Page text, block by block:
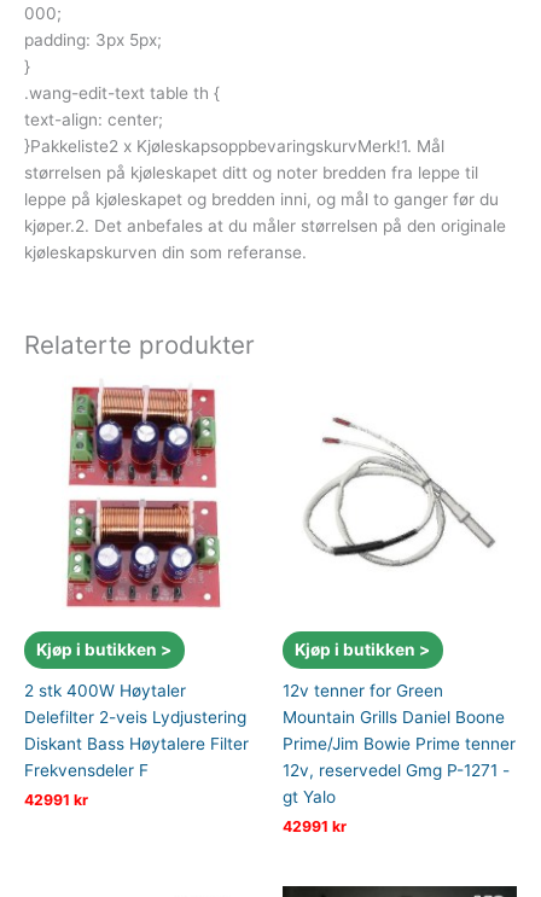
000;
padding: 3px 5px;
}
.wang-edit-text table th {
text-align: center;
}Pakkeliste2 x KjøleskapsoppbevaringskurvMerk!1. Mål
størrelsen på kjøleskapet ditt og noter bredden fra leppe til
leppe på kjøleskapet og bredden inni, og mål to ganger før du
kjøper.2. Det anbefales at du måler størrelsen på den originale
kjøleskapskurven din som referanse.
Relaterte produkter
Kjøp i butikken >
2 stk 400W Høytaler
Delefilter 2-veis Lydjustering
Diskant Bass Høytalere Filter
Frekvensdeler F
42991 kr
Kjøp i butikken >
12v tenner for Green
Mountain Grills Daniel Boone
Prime/Jim Bowie Prime tenner
12v, reservedel Gmg P-1271 -
gt Yalo
42991 kr